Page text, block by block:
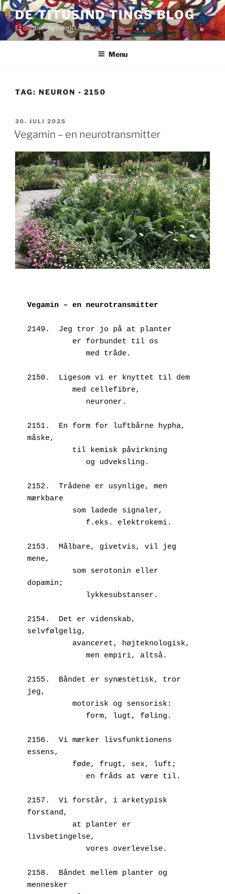
Videre
til
indhold
DE TITUSIND TINGS BLOG
Et digitalt digtværk i real-tid
Menu
TAG: NEURON ◦ 2150
UDGIVET
DEN
30. JULI 2025
Vegamin – en neurotransmitter
Vegamin – en neurotransmitter
2149.  Jeg tror jo på at planter
          er forbundet til os
             med tråde.
2150.  Ligesom vi er knyttet til dem
          med cellefibre,
             neuroner.
2151.  En form for luftbårne hypha,
måske,
          til kemisk påvirkning
             og udveksling.
2152.  Trådene er usynlige, men
mærkbare
          som ladede signaler,
             f.eks. elektrokemi.
2153.  Målbare, givetvis, vil jeg
mene,
dopamin;
             lykkesubstanser.
2154.  Det er videnskab,
selvfølgelig,
          avanceret, højteknologisk,
             men empiri, altså.
2155.  Båndet er synæstetisk, tror
jeg,
          motorisk og sensorisk:
             form, lugt, føling.
2156.  Vi mærker livsfunktionens
essens,
          føde, frugt, sex, luft;
             en fråds at være til.
2157.  Vi forstår, i arketypisk
forstand,
livsbetingelse,
             vores overlevelse.
2158.  Båndet mellem planter og
mennesker